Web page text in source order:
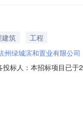
建筑
工程
州绿城滨和置业有限公司
标人：本招标项目已
报价（元/m²/月）